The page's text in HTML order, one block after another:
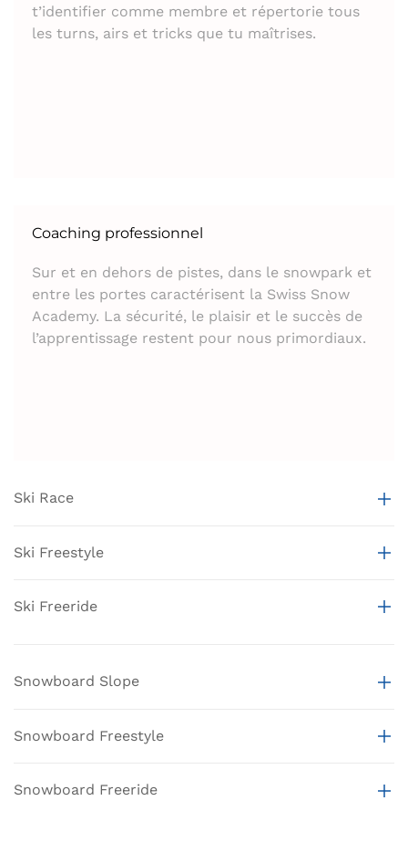
t’identifier comme membre et répertorie tous
les turns, airs et tricks que tu maîtrises.
Coaching professionnel
Sur et en dehors de pistes, dans le snowpark et
entre les portes caractérisent la Swiss Snow
Academy. La sécurité, le plaisir et le succès de
l’apprentissage restent pour nous primordiaux.
Ski Race
Ski Freestyle
Ski Freeride
Snowboard Slope
Snowboard Freestyle
Snowboard Freeride